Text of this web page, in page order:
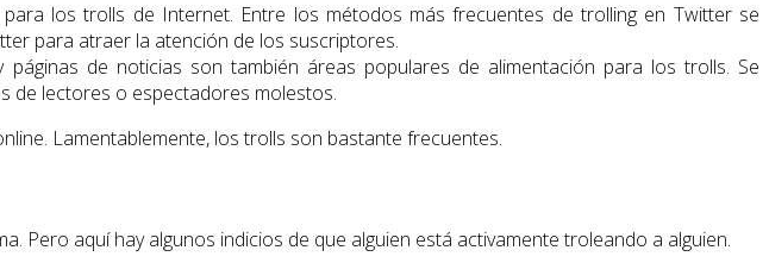
los trolls de Internet. Entre los métodos más frecuentes de trolling en Twitter se
para atraer la atención de los suscriptores.
de noticias son también áreas populares de alimentación para los trolls. Se
de lectores o espectadores molestos.
Lamentablemente, los trolls son bastante frecuentes.
Pero aquí hay algunos indicios de que alguien está activamente troleando a alguien.